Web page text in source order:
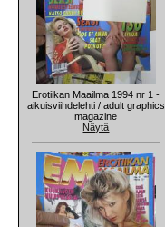
Erotiikan Maailma 1994 nr 1 -
aikuisviihdelehti / adult graphics
magazine
Näytä